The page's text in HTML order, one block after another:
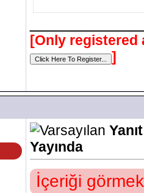
[Only registered
]
Yayında
İçeriği